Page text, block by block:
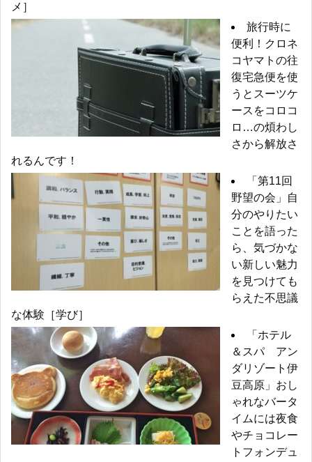
メ］
旅行時に
便利！クロネ
コヤマトの往
復宅急便を使
うとスーツケ
ースをコロコ
ロ…の煩わし
さから解放さ
れるんです！
「第11回
野望の会」自
分のやりたい
ことを語った
ら、気づかな
い新しい魅力
を見つけても
らえた不思議
な体験［学び］
「ホテル
＆スパ アン
ダリゾート伊
豆高原」おし
ゃれなバータ
イムには夜食
やチョコレー
トフォンデュ